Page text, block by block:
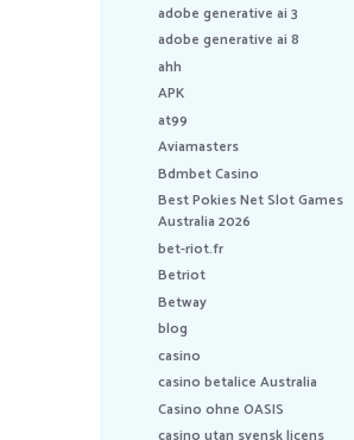
adobe generative ai 3
adobe generative ai 8
ahh
APK
at99
Aviamasters
Bdmbet Casino
Best Pokies Net Slot Games
Australia 2026
bet-riot.fr
Betriot
Betway
blog
casino
casino betalice Australia
Casino ohne OASIS